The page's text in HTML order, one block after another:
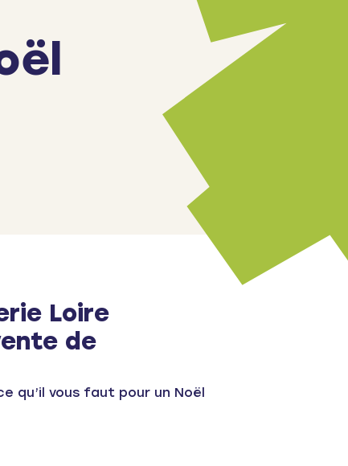
Loire
de
qu’il vous faut pour un Noël